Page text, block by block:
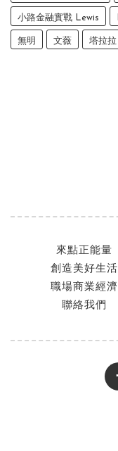
小路金融實戰 Lewis
無明 文薇 塔拉拉
來點正能量
創造美好生活
職場商業經濟
聯絡我們